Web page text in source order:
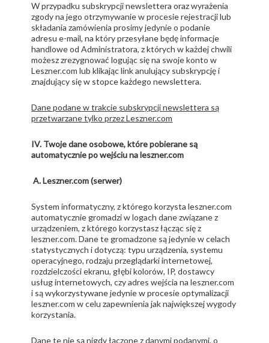
W przypadku subskrypcji newslettera oraz wyrażenia
zgody na jego otrzymywanie w procesie rejestracji lub
składania zamówienia prosimy jedynie o podanie
adresu e-mail, na który przesyłane będę informacje
handlowe od Administratora, z których w każdej chwili
możesz zrezygnować logując się na swoje konto w
Leszner.com lub klikając link anulujący subskrypcję i
znajdujący się w stopce każdego newslettera.
Dane podane w trakcie subskrypcji newslettera są
przetwarzane tylko przez Leszner.com
IV. Twoje dane osobowe, które pobierane są
automatycznie po wejściu na leszner.com
A. Leszner.com (serwer)
System informatyczny, z którego korzysta leszner.com
automatycznie gromadzi w logach dane związane z
urządzeniem, z którego korzystasz łącząc się z
leszner.com. Dane te gromadzone są jedynie w celach
statystycznych i dotyczą: typu urządzenia, systemu
operacyjnego, rodzaju przeglądarki internetowej,
rozdzielczości ekranu, głębi kolorów, IP, dostawcy
usług internetowych, czy adres wejścia na leszner.com
i są wykorzystywane jedynie w procesie optymalizacji
leszner.com w celu zapewnienia jak największej wygody
korzystania.
Dane te nie są nigdy łączone z danymi podanymi, o